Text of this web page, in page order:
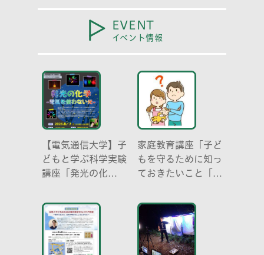
EVENT
イベント情報
【電気通信大学】子
どもと学ぶ科学実験
講座「発光の化
い光-」
家庭教育講座「子ど
もを守るために知っ
ておきたいこと「プ
どう伝える? (幼児
編)」